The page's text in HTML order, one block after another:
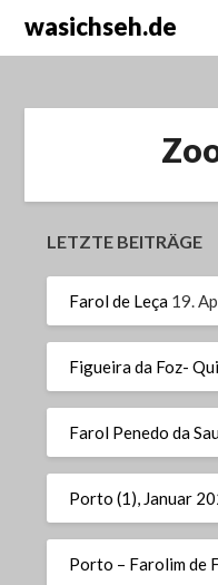
wasichseh.de
LETZTE BEITRÄGE
Farol de Leça 19.
Figueira da Foz-
Farol Penedo da
Porto (1), Januar
Porto – Farolim de